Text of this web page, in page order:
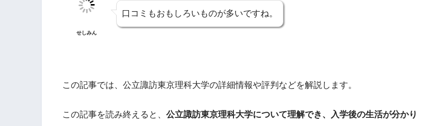
せしみん
口コミもおもしろいものが多いですね。
この記事では、公立諏訪東京理科大学の詳細情報や評判などを解説します。
この記事を読み終えると、 公立諏訪東京理科大学について理解でき、入学後の生活が分かり